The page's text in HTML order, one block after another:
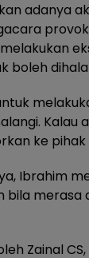
adanya
boleh
Kalau
ke
Ibrahim
bila merasa
Zainal